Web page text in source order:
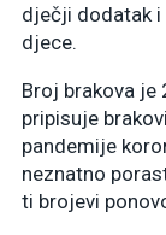
dječji dodatak i
djece.
Broj brakova je
pripisuje
pandemije
neznatno
ti brojevi